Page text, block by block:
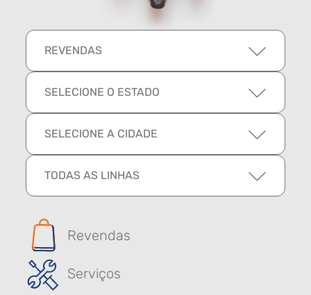
REVENDAS
SELECIONE O ESTADO
SELECIONE A CIDADE
TODAS AS LINHAS
Revendas
Serviços